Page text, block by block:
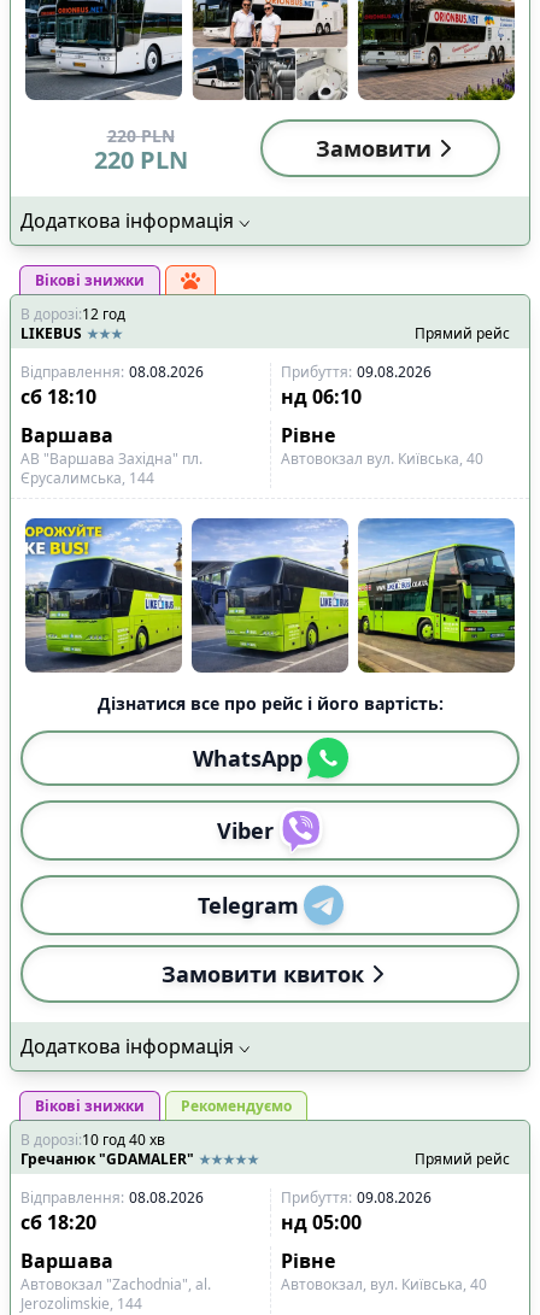
220 PLN
220 PLN Замовити
Додаткова інформація
Вікові знижки
В дорозі:12 год
LIKEBUS
Прямий рейс
Відправлення: 08.08.2026 Прибуття: 09.08.2026
сб 18:10 нд 06:10
Варшава
Рівне
АВ "Варшава Західна" пл.
Єрусалимська, 144
Автовокзал вул. Київська, 40
Дізнатися все про рейс і його вартість:
WhatsApp
Viber
Telegram
Замовити квиток
Додаткова інформація
Вікові знижки
Рекомендуємо
В дорозі:10 год40хв
Гречанюк "GDAMALER"
Прямий рейс
Відправлення: 08.08.2026 Прибуття: 09.08.2026
сб 18:20 нд 05:00
Варшава
Рівне
Автовокзал "Zachodnia", al.
Jerozolimskie, 144
Aвтовокзал, вул. Київська, 40